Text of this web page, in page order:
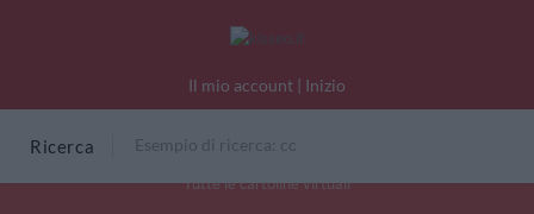
Il mio account | Inizio
Ricerca
Tutte le cartoline virtuali